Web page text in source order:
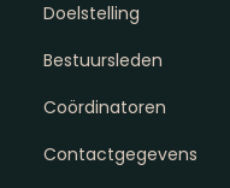
Doelstelling
Bestuursleden
Coördinatoren
Contactgegevens